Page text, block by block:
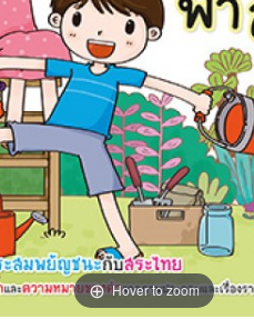
Hover to zoom